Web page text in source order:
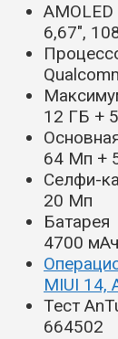
AMOLED
6,67″,
12 ГБ +
64 Мп +
Селфи-
20 Мп
Батарея
4700 мАч
MIUI 14,
Тест
664502